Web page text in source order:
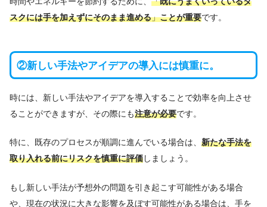
スクには手を加えずにそのまま進める」ことが重要です。
②新しい手法やアイデアの導入には慎重に。
時には、新しい手法やアイデアを導入することで効率を向上させ
ることができますが、その際にも注意が必要です。
特に、既存のプロセスが順調に進んでいる場合は、 新たな手法を
取り入れる前にリスクを慎重に評価しましょう。
もし新しい手法が予想外の問題を引き起こす可能性がある場合
や、現在の状況に大きな影響を及ぼす可能性がある場合は、手を